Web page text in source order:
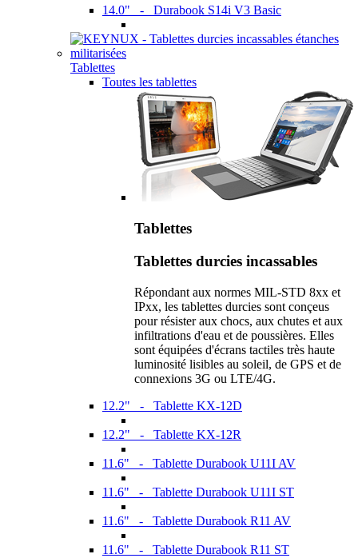
14.0" - Durabook S14i V3 Basic
Tablettes
Toutes les tablettes
Tablettes
Tablettes durcies incassables
Répondant aux normes MIL-STD 8xx et
IPxx, les tablettes durcies sont conçeus
pour résister aux chocs, aux chutes et aux
infiltrations d'eau et de poussières. Elles
sont équipées d'écrans tactiles très haute
luminosité lisibles au soleil, de GPS et de
connexions 3G ou LTE/4G.
12.2" - Tablette KX-12D
12.2" - Tablette KX-12R
11.6" - Tablette Durabook U11I AV
11.6" - Tablette Durabook U11I ST
11.6" - Tablette Durabook R11 AV
11.6" - Tablette Durabook R11 ST